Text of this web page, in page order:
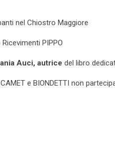
nel Chiostro Maggiore
PIPPO
Auci, autrice del libro
e BIONDETTI non